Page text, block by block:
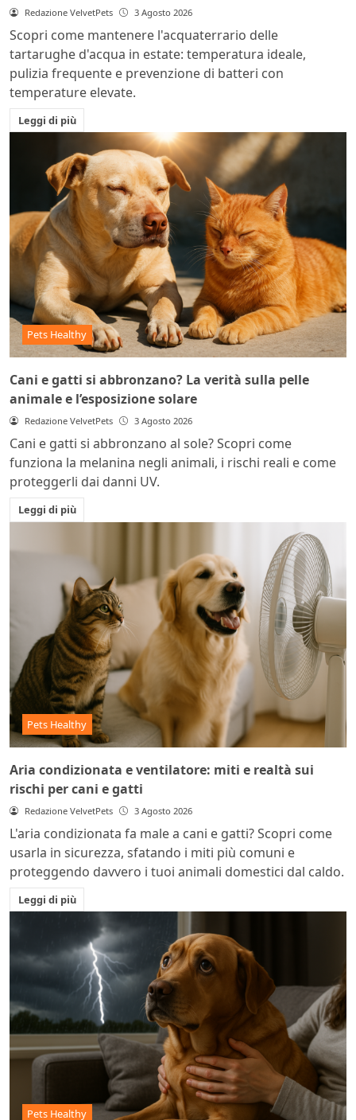
Redazione VelvetPets 3 Agosto 2026
Scopri come mantenere l'acquaterrario delle
tartarughe d'acqua in estate: temperatura ideale,
pulizia frequente e prevenzione di batteri con
temperature elevate.
Leggi di più
Pets Healthy
Cani e gatti si abbronzano? La verità sulla pelle
animale e l’esposizione solare
Redazione VelvetPets 3 Agosto 2026
Cani e gatti si abbronzano al sole? Scopri come
funziona la melanina negli animali, i rischi reali e come
proteggerli dai danni UV.
Leggi di più
Pets Healthy
Aria condizionata e ventilatore: miti e realtà sui
rischi per cani e gatti
Redazione VelvetPets 3 Agosto 2026
L'aria condizionata fa male a cani e gatti? Scopri come
usarla in sicurezza, sfatando i miti più comuni e
proteggendo davvero i tuoi animali domestici dal caldo.
Leggi di più
Pets Healthy